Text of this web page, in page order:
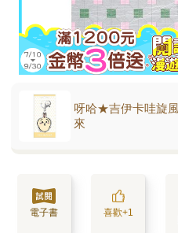
呀哈★吉伊卡哇旋
來
電子書 喜歡+1